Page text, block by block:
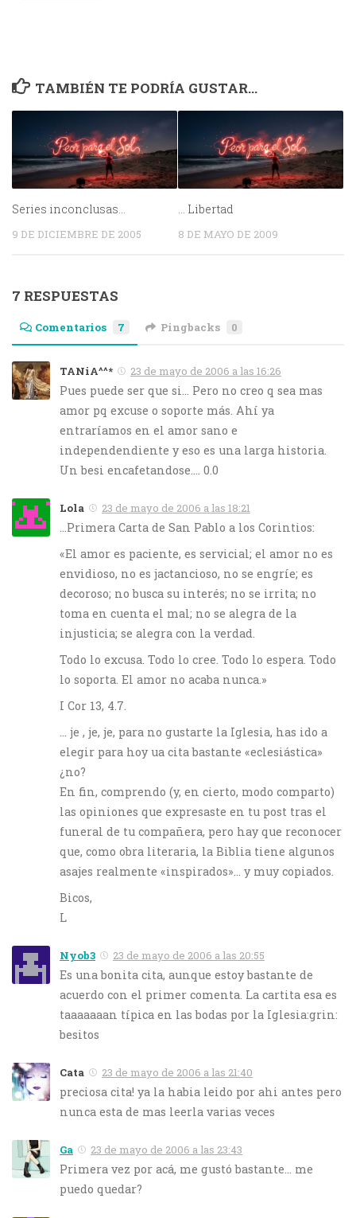
TAMBIÉN TE PODRÍA GUSTAR...
Series inconclusas…
9 DE DICIEMBRE DE 2005
… Libertad
8 DE MAYO DE 2009
7 RESPUESTAS
Comentarios 7 Pingbacks 0
TANiA^^* 23 de mayo de 2006 a las 16:26
Pues puede ser que si… Pero no creo q sea mas
amor pq excuse o soporte más. Ahí ya
entraríamos en el amor sano e
independendiente y eso es una larga historia.
Un besi encafetandose…. 0.0
Lola 23 de mayo de 2006 a las 18:21
…Primera Carta de San Pablo a los Corintios:
«El amor es paciente, es servicial; el amor no es
envidioso, no es jactancioso, no se engríe; es
decoroso; no busca su interés; no se irrita; no
toma en cuenta el mal; no se alegra de la
injusticia; se alegra con la verdad.
Todo lo excusa. Todo lo cree. Todo lo espera. Todo
lo soporta. El amor no acaba nunca.»
I Cor 13, 4.7.
… je , je, je, para no gustarte la Iglesia, has ido a
elegir para hoy ua cita bastante «eclesiástica»
¿no?
En fin, comprendo (y, en cierto, modo comparto)
las opiniones que expresaste en tu post tras el
funeral de tu compañera, pero hay que reconocer
que, como obra literaria, la Biblia tiene algunos
asajes realmente «inspirados»… y muy copiados.
Bicos,
L
Nyob3 23 de mayo de 2006 a las 20:55
Es una bonita cita, aunque estoy bastante de
acuerdo con el primer comenta. La cartita esa es
taaaaaaan típica en las bodas por la Iglesia:grin:
besitos
Cata 23 de mayo de 2006 a las 21:40
preciosa cita! ya la habia leido por ahi antes pero
nunca esta de mas leerla varias veces
Ga 23 de mayo de 2006 a las 23:43
Primera vez por acá, me gustó bastante… me
puedo quedar?